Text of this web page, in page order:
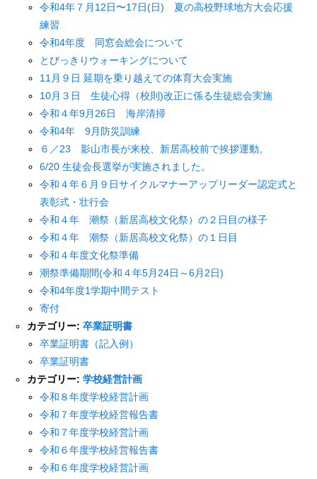
令和4年７月12日〜17日(日) 夏の高校野球地方大会応援
練習
令和4年度 同窓会総会について
とびっきりウォーキングについて
11月９日 延期を乗り越えての体育大会実施
10月３日 生徒心得（校則)改正に係る生徒総会実施
令和４年9月26日 海岸清掃
令和4年 9月防災訓練
６／23 影山市長が来校、新居高校前で挨拶運動。
6/20 生徒会長選挙が実施されました。
令和４年６月９日サイクルマナーアップリーダー認定式と
表彰式・壮行会
令和４年 潮祭（新居高校文化祭）の２日目の様子
令和４年 潮祭（新居高校文化祭）の１日目
令和４年度文化祭準備
潮祭準備期間(令和４年5月24日～6月2日)
令和4年度1学期中間テスト
寄付
カテゴリー:卒業証明書
卒業証明書（記入例）
卒業証明書
カテゴリー:学校経営計画
令和８年度学校経営計画
令和７年度学校経営報告書
令和７年度学校経営計画
令和６年度学校経営報告書
令和６年度学校経営計画